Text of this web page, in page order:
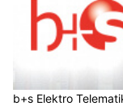
b+s Elektro